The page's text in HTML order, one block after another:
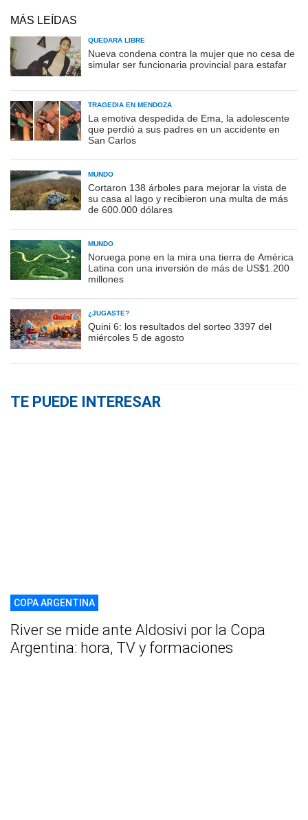
MÁS LEÍDAS
QUEDARÁ LIBRE
Nueva condena contra la mujer que no cesa de
simular ser funcionaria provincial para estafar
TRAGEDIA EN MENDOZA
La emotiva despedida de Ema, la adolescente
que perdió a sus padres en un accidente en
San Carlos
MUNDO
Cortaron 138 árboles para mejorar la vista de
su casa al lago y recibieron una multa de más
de 600.000 dólares
MUNDO
Noruega pone en la mira una tierra de América
Latina con una inversión de más de US$1.200
millones
¿JUGASTE?
Quini 6: los resultados del sorteo 3397 del
miércoles 5 de agosto
TE PUEDE INTERESAR
COPA ARGENTINA
River se mide ante Aldosivi por la Copa
Argentina: hora, TV y formaciones